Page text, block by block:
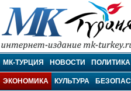
МК-Турция
МК-ТУРЦИЯ НОВОСТИ ПОЛИТИКА
ЭКОНОМИКА КУЛЬТУРА